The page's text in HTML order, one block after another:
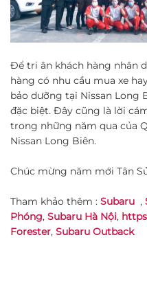
Để tri ân khách hàng nhân
hàng có nhu cầu mua xe
bảo dưỡng tại Nissan Long
đặc biệt. Đây cũng là lời
trong những năm qua của
Nissan Long Biên.
Chúc mừng năm mới Tân
Tham khảo thêm : Subaru ,
Phóng, Subaru Hà Nội,
Forester, Subaru Outback